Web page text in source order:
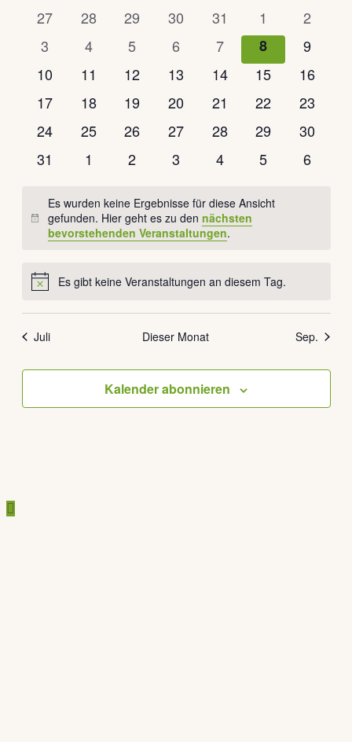
von
0
Veranstaltungen
27
0
Veranstaltungen
28
0
Veranstaltungen
29
0
Veranstaltungen
30
0
Veranstaltungen
31
0
1
0
2
0
Veranstaltungen
3
0
Veranstaltungen
4
0
Veranstaltungen
5
0
Veranstaltungen
6
0
Veranstaltungen
7
0
8
0
9
0
Veranstaltungen
10
0
Veranstaltungen
11
0
Veranstaltungen
12
0
Veranstaltungen
13
0
Veranstaltungen
14
0
15
0
16
0
Veranstaltungen
17
0
Veranstaltungen
18
0
Veranstaltungen
19
0
Veranstaltungen
20
0
Veranstaltungen
21
0
22
0
23
0
Veranstaltungen
24
0
Veranstaltungen
25
0
Veranstaltungen
26
0
Veranstaltungen
27
0
Veranstaltungen
28
0
29
0
30
0
31
0
1
0
2
0
3
0
4
0
5
0
6
Hinweis
Es wurden keine Ergebnisse für diese Ansicht
gefunden. Hier geht es zu dennächsten
bevorstehenden Veranstaltungen.
HinweisEs gibt keine Veranstaltungen an diesem Tag.
Juli Dieser Monat Sep.
Kalender abonnieren